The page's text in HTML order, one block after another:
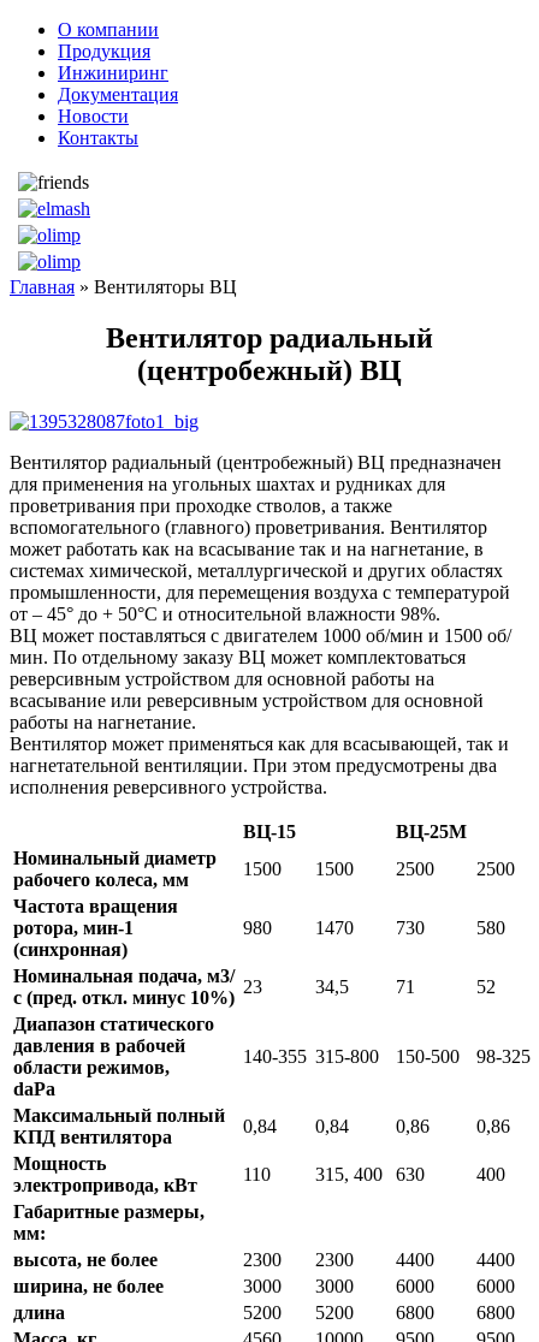
О компании
Продукция
Инжиниринг
Документация
Новости
Контакты
Главная » Вентиляторы ВЦ
Вентилятор радиальный
(центробежный) ВЦ
Вентилятор радиальный (центробежный) ВЦ предназначен
для применения на угольных шахтах и рудниках для
проветривания при проходке стволов, а также
вспомогательного (главного) проветривания. Вентилятор
может работать как на всасывание так и на нагнетание, в
системах химической, металлургической и других областях
промышленности, для перемещения воздуха с температурой
от – 45° до + 50°С и относительной влажности 98%.
ВЦ может поставляться с двигателем 1000 об/мин и 1500 об/
мин. По отдельному заказу ВЦ может комплектоваться
реверсивным устройством для основной работы на
всасывание или реверсивным устройством для основной
работы на нагнетание.
Вентилятор может применяться как для всасывающей, так и
нагнетательной вентиляции. При этом предусмотрены два
исполнения реверсивного устройства.
ВЦ-15
ВЦ-25М
Номинальный диаметр
рабочего колеса, мм
1500 1500 2500
2500
Частота вращения
ротора, мин-1
(синхронная)
980 1470 730 580
Номинальная подача, м3/
с (пред. откл. минус 10%)
23 34,5 71
52
Диапазон статического
давления в рабочей
области режимов,
daPa
140-355 315-800 150-500 98-325
Максимальный полный
КПД вентилятора
0,84 0,84 0,86
0,86
Мощность
электропривода, кВт
110 315, 400 630
400
Габаритные размеры,
мм:
высота, не более
2300 2300 4400
4400
ширина, не более
3000 3000 6000
6000
длина
5200 5200 6800
6800